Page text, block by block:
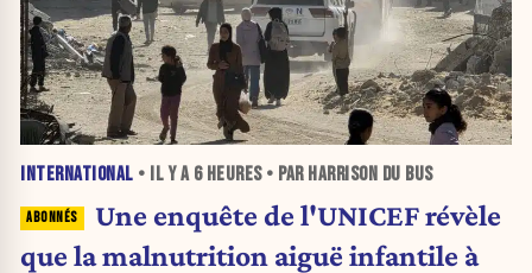
INTERNATIONAL • IL Y A 6 HEURES• PAR HARRISON DU BUS
Une enquête de l'UNICEF révèle
que la malnutrition aiguë infantile à